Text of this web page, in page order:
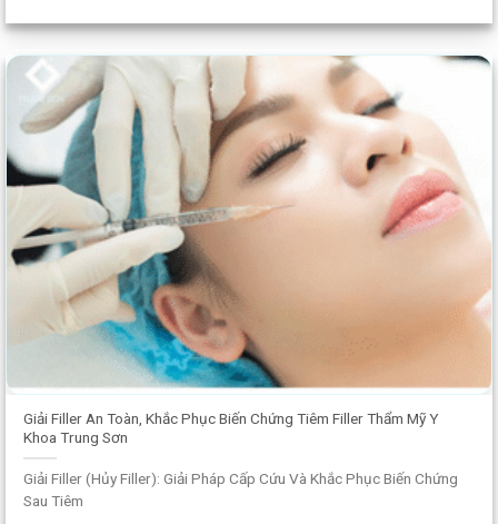
Giải Filler An Toàn, Khắc Phục Biến Chứng Tiêm Filler Thẩm Mỹ Y
Khoa Trung Sơn
Giải Filler (Hủy Filler): Giải Pháp Cấp Cứu Và Khắc Phục Biến Chứng
Sau Tiêm